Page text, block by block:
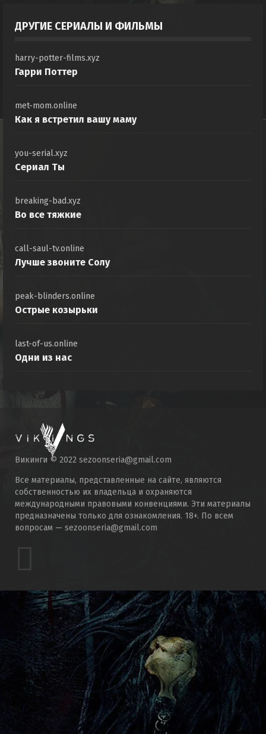
ДРУГИЕ СЕРИАЛЫ И ФИЛЬМЫ
harry-potter-films.xyz
Гарри Поттер
met-mom.online
Как я встретил вашу маму
you-serial.xyz
Сериал Ты
breaking-bad.xyz
Во все тяжкие
call-saul-tv.online
Лучше звоните Солу
peak-blinders.online
Острые козырьки
last-of-us.online
Одни из нас
Викинги © 2022 sezoonseria@gmail.com
Все материалы, представленные на сайте, являются
собственностью их владельца и охраняются
международными правовыми конвенциями. Эти материалы
предназначены только для ознакомления. 18+. По всем
вопросам — sezoonseria@gmail.com